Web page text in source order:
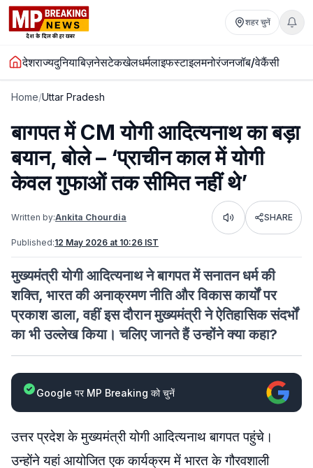
शहर चुनें
देशराज्यदुनियाबिज़नेसटेकखेलधर्मलाइफस्टाइलमनोरंजनजॉब/वेकैंसी
Home/Uttar Pradesh
बागपत में CM योगी आदित्यनाथ का बड़ा
बयान, बोले – ‘प्राचीन काल में योगी
केवल गुफाओं तक सीमित नहीं थे’
Written by:Ankita Chourdia Listen SHARE
Published:12 May 2026 at 10:26 IST
मुख्यमंत्री योगी आदित्यनाथ ने बागपत में सनातन धर्म की
शक्ति, भारत की अनाक्रमण नीति और विकास कार्यों पर
प्रकाश डाला, वहीं इस दौरान मुख्यमंत्री ने ऐतिहासिक संदर्भों
का भी उल्लेख किया। चलिए जानते हैं उन्होंने क्या कहा?
Google पर MP Breaking को चुनें
उत्तर प्रदेश के मुख्यमंत्री योगी आदित्यनाथ बागपत पहुंचे।
उन्होंने यहां आयोजित एक कार्यक्रम में भारत के गौरवशाली